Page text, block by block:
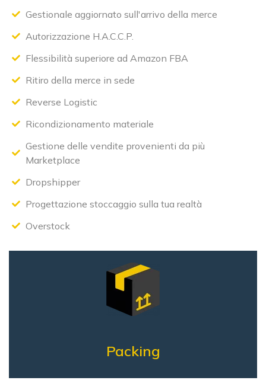
Gestionale aggiornato sull'arrivo della merce
Autorizzazione H.A.C.C.P.
Flessibilità superiore ad Amazon FBA
Ritiro della merce in sede
Reverse Logistic
Ricondizionamento materiale
Gestione delle vendite provenienti da più
Marketplace
Dropshipper
Progettazione stoccaggio sulla tua realtà
Overstock
Packing